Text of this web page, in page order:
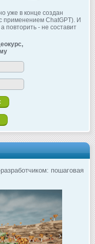
уже в конце создан
применением ChatGPT). И
повторить - не составит
пошаговая